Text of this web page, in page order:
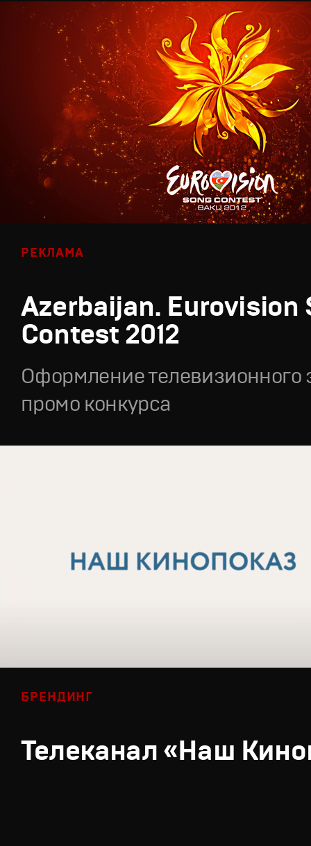
РЕКЛАМА
Azerbaijan. Eurovision
Contest 2012
Оформление телевизионного
промо конкурса
БРЕНДИНГ
Телеканал «Наш